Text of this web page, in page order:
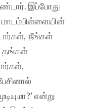
இப்போது
மாடம்பிள்ளையின்
நீங்கள்
தங்கள்
என்று